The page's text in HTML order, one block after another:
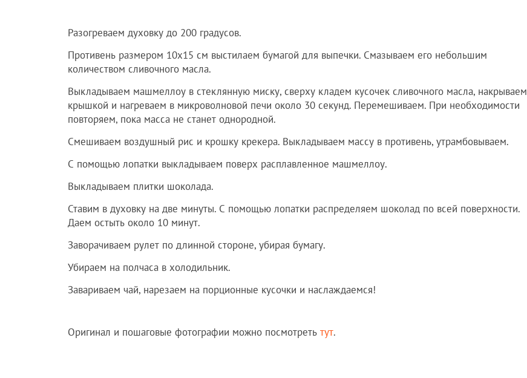
Разогреваем духовку до 200 градусов.
Противень размером 10х15 см выстилаем бумагой для выпечки. Смазываем его небольшим
количеством сливочного масла.
Выкладываем машмеллоу в стеклянную миску, сверху кладем кусочек сливочного масла, накрываем
крышкой и нагреваем в микроволновой печи около 30 секунд. Перемешиваем. При необходимости
повторяем, пока масса не станет однородной.
Смешиваем воздушный рис и крошку крекера. Выкладываем массу в противень, утрамбовываем.
С помощью лопатки выкладываем поверх расплавленное машмеллоу.
Выкладываем плитки шоколада.
Ставим в духовку на две минуты. С помощью лопатки распределяем шоколад по всей поверхности.
Даем остыть около 10 минут.
Заворачиваем рулет по длинной стороне, убирая бумагу.
Убираем на полчаса в холодильник.
Завариваем чай, нарезаем на порционные кусочки и наслаждаемся!
Оригинал и пошаговые фотографии можно посмотреть тут.